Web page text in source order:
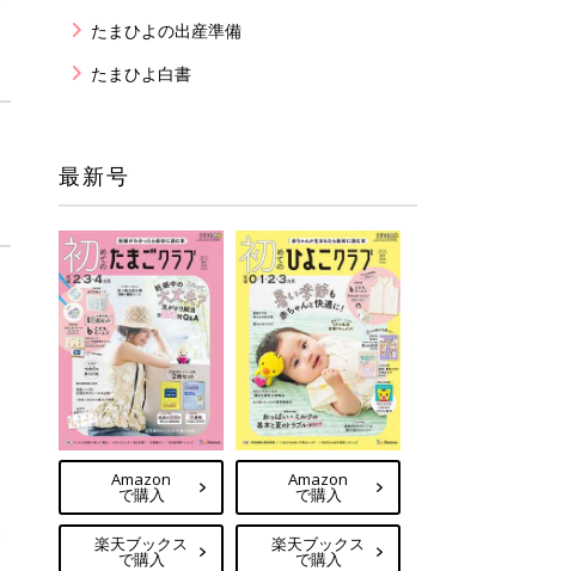
たまひよの出産準備
たまひよ白書
最新号
Amazon
で購入
楽天ブックス
で購入
Amazon
で購入
楽天ブックス
で購入